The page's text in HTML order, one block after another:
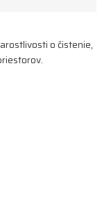
o čistenie,